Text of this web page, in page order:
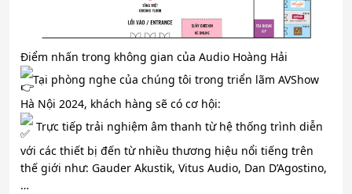
Điểm nhấn trong không gian của Audio Hoàng Hải
Tại phòng nghe của chúng tôi trong triển lãm AVShow
Hà Nội 2024, khách hàng sẽ có cơ hội:
Trực tiếp trải nghiệm âm thanh từ hệ thống trình diễn
với các thiết bị đến từ nhiều thương hiệu nổi tiếng trên
thế giới như: Gauder Akustik, Vitus Audio, Dan D’Agostino,
…